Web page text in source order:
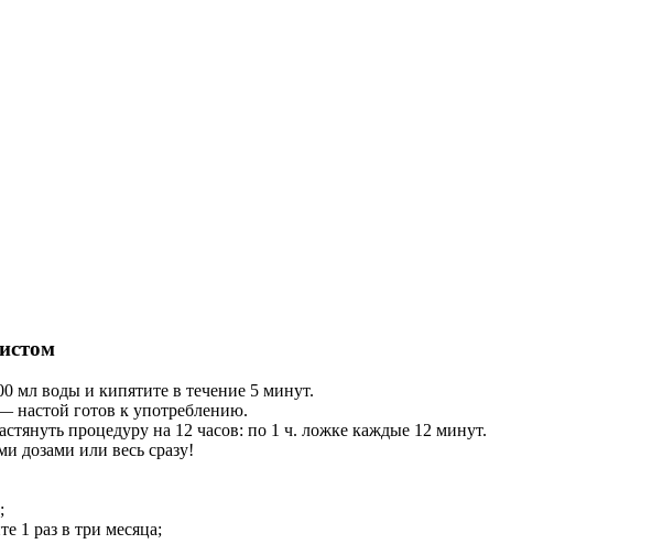
мл воды и кипятите в течение 5 минут.
настой готов к употреблению.
процедуру на 12 часов: по 1 ч. ложке каждые 12 минут.
дозами или весь сразу!
1 раз в три месяца;